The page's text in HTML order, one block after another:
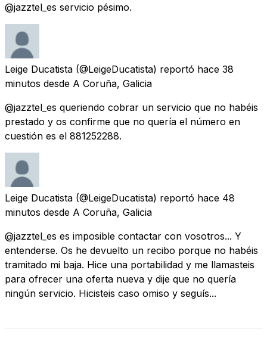
@jazztel_es servicio pésimo.
Leige Ducatista (@LeigeDucatista) reportó hace 38
minutos desde A Coruña, Galicia
@jazztel_es queriendo cobrar un servicio que no habéis
prestado y os confirme que no quería el número en
cuestión es el 881252288.
Leige Ducatista (@LeigeDucatista) reportó hace 48
minutos desde A Coruña, Galicia
@jazztel_es es imposible contactar con vosotros... Y
entenderse. Os he devuelto un recibo porque no habéis
tramitado mi baja. Hice una portabilidad y me llamasteis
para ofrecer una oferta nueva y dije que no quería
ningún servicio. Hicisteis caso omiso y seguís...